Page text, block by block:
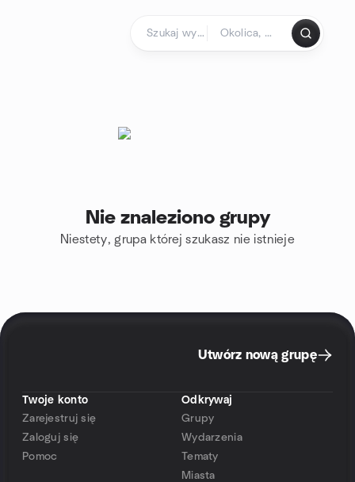
Nie znaleziono grupy
Niestety, grupa której szukasz nie istnieje
Utwórz nową grupę
Twoje konto
Zarejestruj się
Zaloguj się
Pomoc
Odkrywaj
Grupy
Wydarzenia
Tematy
Miasta